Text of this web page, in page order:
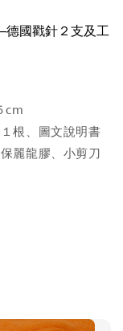
德國戳針２支及工
cm
根、圖文說明書
麗龍膠、小剪刀